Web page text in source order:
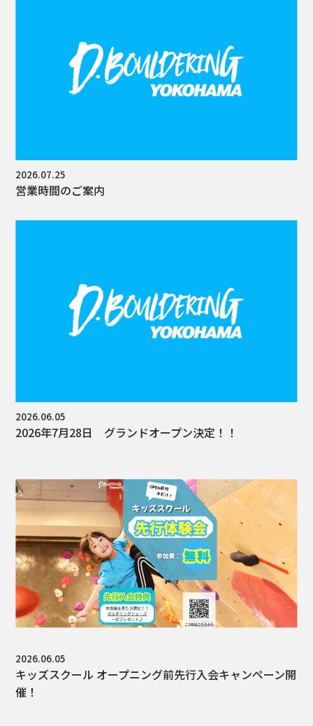
2026.07.25
営業時間のご案内
2026.06.05
2026年7月28日 グランドオープン決定！！
2026.06.05
キッズスクール オープニング前先行入会キャンペーン開
催！